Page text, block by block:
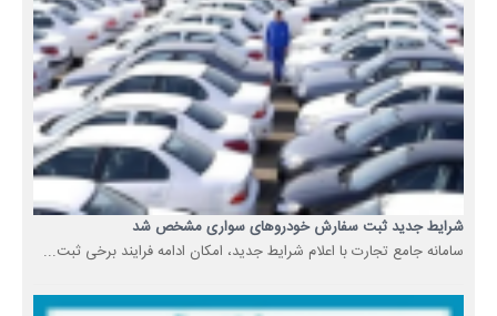
شرایط جدید ثبت سفارش خودروهای سواری مشخص شد
سامانه جامع تجارت با اعلام شرایط جدید، امکان ادامه فرایند برخی ثبت...